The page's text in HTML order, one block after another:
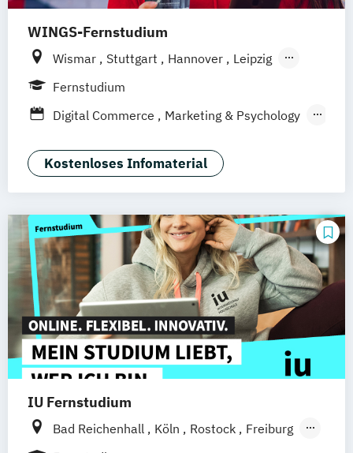
WINGS-Fernstudium
Wismar Stuttgart Hannover
Leipzig
Frankfurt am Main
Nürnberg
Fernstudium
Digital Commerce
Marketing & Psychology
Wirtschaftspsychologie
Kostenloses Infomaterial
IU Fernstudium
Bad Reichenhall Köln Rostock
Freiburg